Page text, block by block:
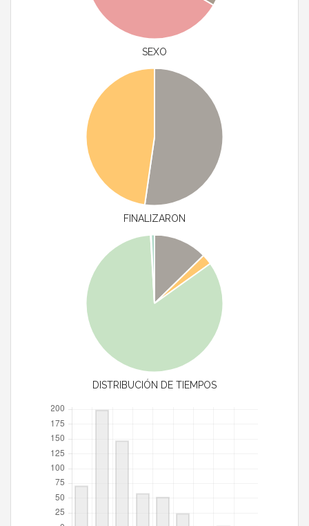
SEXO
FINALIZARON
DISTRIBUCIÓN DE TIEMPOS